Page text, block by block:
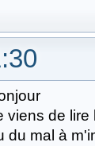
viens de
du mal à